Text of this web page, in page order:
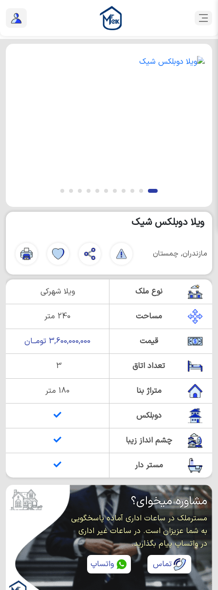
ویلا دوبلکس شیک
مازندران, چمستان
نوع ملک ویلا شهرکی
مساحت 240 متر
قیمت 3,600,000,000 تومــان
تعداد اتاق 3
متراژ بنا 180 متر
دوبلکس
چشم انداز زیبا
مستر دار
مشاوره میخوای؟
مسترملک در ساعات اداری آماده پاسخگویی
به شما عزیزان است. در ساعات غیر اداری
در واتساپ پیام بگذارید.
تماس
واتساپ